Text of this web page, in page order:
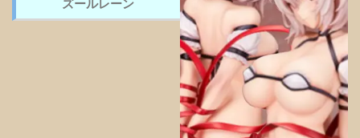
ズールレーン